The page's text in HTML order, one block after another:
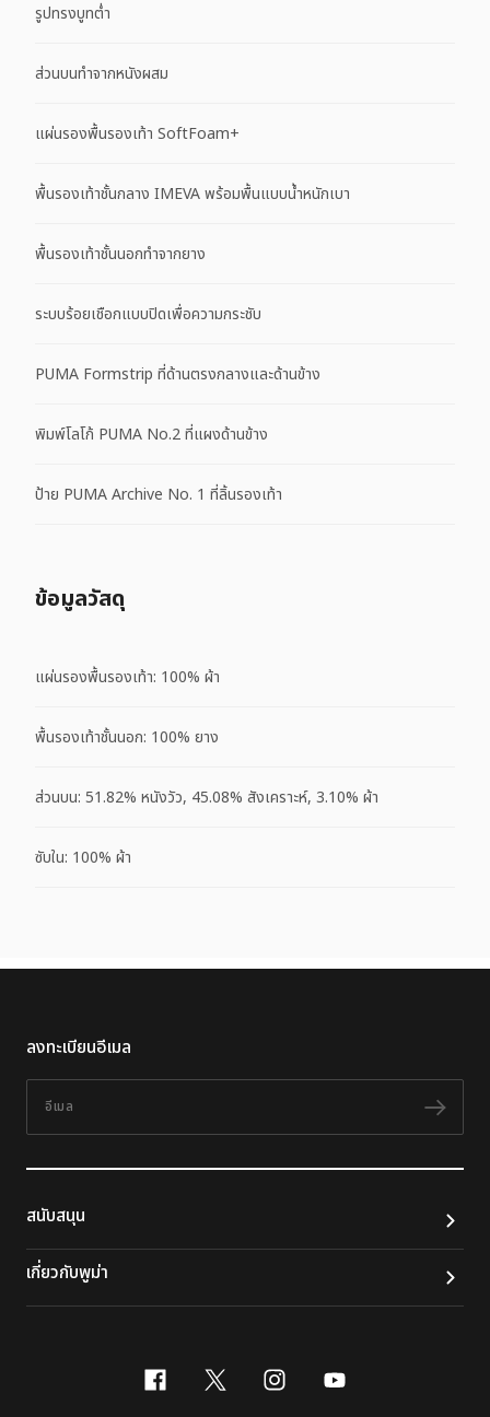
รูปทรงบูทต่ำ
ส่วนบนทำจากหนังผสม
แผ่นรองพื้นรองเท้า SoftFoam+
พื้นรองเท้าชั้นกลาง IMEVA พร้อมพื้นแบบน้ำหนักเบา
พื้นรองเท้าชั้นนอกทำจากยาง
ระบบร้อยเชือกแบบปิดเพื่อความกระชับ
PUMA Formstrip ที่ด้านตรงกลางและด้านข้าง
พิมพ์โลโก้ PUMA No.2 ที่แผงด้านข้าง
ป้าย PUMA Archive No. 1 ที่ลิ้นรองเท้า
ข้อมูลวัสดุ
แผ่นรองพื้นรองเท้า: 100% ผ้า
พื้นรองเท้าชั้นนอก: 100% ยาง
ส่วนบน: 51.82% หนังวัว, 45.08% สังเคราะห์, 3.10% ผ้า
ซับใน: 100% ผ้า
ลงทะเบียนอีเมล
ติดต
สนับสนุน
เกี่ยวกับพูม่า
facebook
x-twitter
instagram
youtube